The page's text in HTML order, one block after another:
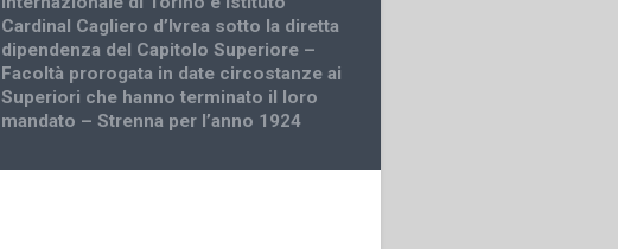
Cardinal Cagliero d’Ivrea sotto la diretta
dipendenza del Capitolo Superiore –
Facoltà prorogata in date circostanze ai
Superiori che hanno terminato il loro
mandato – Strenna per l’anno 1924